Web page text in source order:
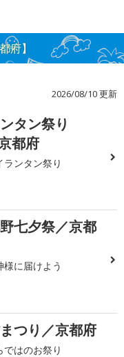
府】
2026/08/10 更新
タン祭り
都府
ランタン祭り
七夕祭／京都
に届けよう
つり／京都府
ではのお祭り